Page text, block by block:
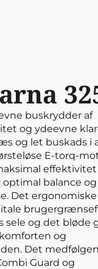
buskrydder af
og ydeevne
og let buskads i
E-torq-
effektivitet
balance og
Det ergonomiske
sele og det bløde
og
Det
Guard og